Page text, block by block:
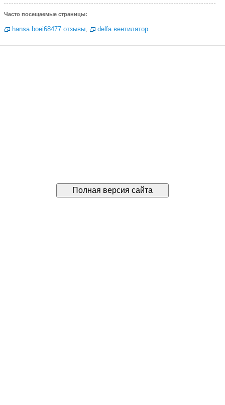
Часто посещаемые страницы:
hansa boei68477 отзывы, delfa вентилятор